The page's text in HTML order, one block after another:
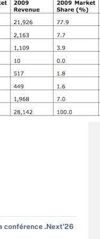
conférence .Next'26